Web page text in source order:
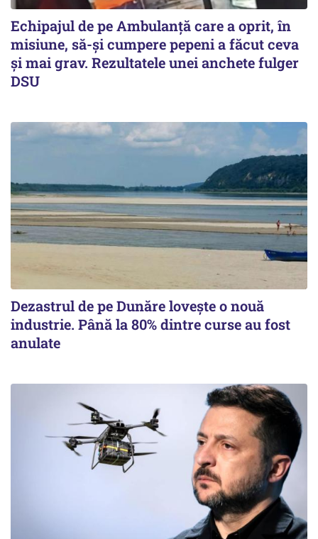
Echipajul de pe Ambulanță care a oprit, în
misiune, să-și cumpere pepeni a făcut ceva
și mai grav. Rezultatele unei anchete fulger
DSU
Dezastrul de pe Dunăre lovește o nouă
industrie. Până la 80% dintre curse au fost
anulate